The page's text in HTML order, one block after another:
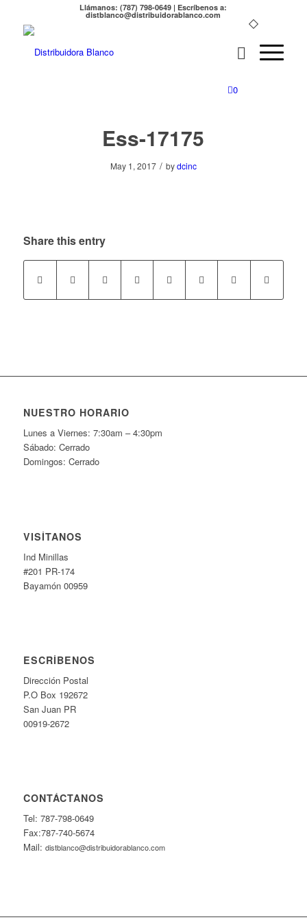
Llámanos: (787) 798-0649 | Escríbenos a:
distblanco@distribuidorablanco.com
0
Ess-17175
May 1, 2017 / bydcinc
Share this entry
NUESTRO HORARIO
Lunes a Viernes: 7:30am – 4:30pm
Sábado: Cerrado
Domingos: Cerrado
VISÍTANOS
Ind Minillas
#201 PR-174
Bayamón 00959
ESCRÍBENOS
Dirección Postal
P.O Box 192672
San Juan PR
00919-2672
CONTÁCTANOS
Tel: 787-798-0649
Fax:787-740-5674
Mail: distblanco@distribuidorablanco.com